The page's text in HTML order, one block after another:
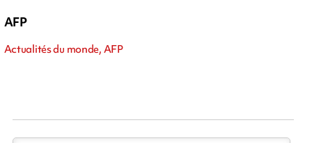
AFP
Actualités du monde, AFP